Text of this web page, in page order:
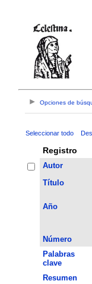
Opciones de
Seleccionar todo
Registro
Autor
Título
Año
Número
Palabras
clave
Resumen